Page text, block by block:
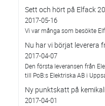
Sett och hört på Elfack
2017-05-16
Vi var många som besökte
Nu har vi börjat leverera
2017-04-07
Den första leveransen från
till PoB:s Elektriska AB i
Ny punktskatt på
2017-04-01